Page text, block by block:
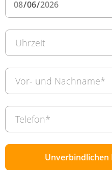
Uhrzeit
Vor- und Nachname*
Telefon*